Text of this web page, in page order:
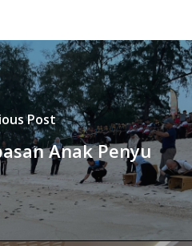
Post
Anak Penyu